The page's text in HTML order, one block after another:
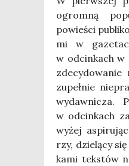
ogrom­ną
powie­ści
mi w
w odcin­kach
zde­cy­do­wa­nie
zupeł­nie
wydaw­ni­cza.
w odcin­kach
wy­żej
rzy, dzie­lą­cy
ka­mi tek­stów